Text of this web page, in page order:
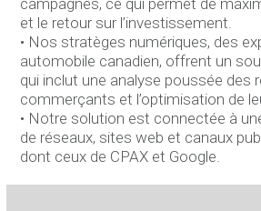
campagnes, ce qui permet de
et le retour sur l’investissement.
• Nos stratèges numériques, des
automobile canadien, offrent un
qui inclut une analyse poussée des
commerçants et l’optimisation de
• Notre solution est connectée à
de réseaux, sites web et canaux
dont ceux de CPAX et Google.